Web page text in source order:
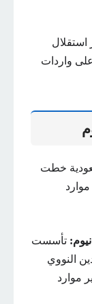
استقلال
واردات
خطت
تأسست
النووي
موارد